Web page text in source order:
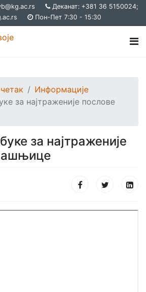
Деканат: +381 36 5150024;
Пон-Пет 7:30 - 15:30
Информације
за најтраженије послове
за најтраженије